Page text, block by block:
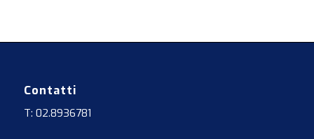
Contatti
T: 02.8936781